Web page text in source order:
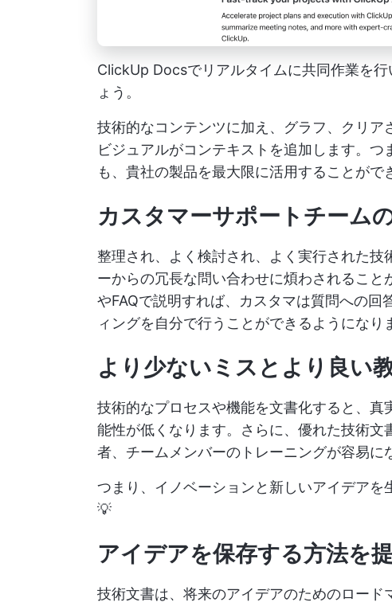
ClickUp Docsでリアルタイムに共同作業を
ょう。
技術的なコンテンツに加え、グラフ、クリ
ビジュアルがコンテキストを追加します。
も、貴社の製品を最大限に活用することがで
カスタマーサポートチーム
整理され、よく検討され、よく実行された
ーからの冗長な問い合わせに煩わされるこ
やFAQで説明すれば、カスタマは質問への
ィングを自分で行うことができるようになり
より少ないミスとより良い
技術的なプロセスや機能を文書化すると、
能性が低くなります。さらに、優れた技術
者、チームメンバーのトレーニングが容易に
つまり、イノベーションと新しいアイデアを
💡
アイデアを保存する方法を
技術文書は、将来のアイデアのためのロー